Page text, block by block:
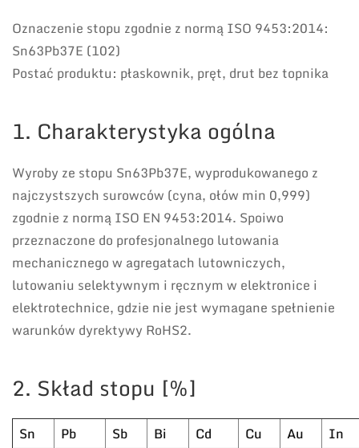
Oznaczenie stopu zgodnie z normą ISO 9453:2014:
Sn63Pb37E (102)
Postać produktu: płaskownik, pręt, drut bez topnika
1. Charakterystyka ogólna
Wyroby ze stopu Sn63Pb37E, wyprodukowanego z
najczystszych surowców (cyna, ołów min 0,999)
zgodnie z normą ISO EN 9453:2014. Spoiwo
przeznaczone do profesjonalnego lutowania
mechanicznego w agregatach lutowniczych,
lutowaniu selektywnym i ręcznym w elektronice i
elektrotechnice, gdzie nie jest wymagane spełnienie
warunków dyrektywy RoHS2.
2. Skład stopu [%]
Sn Pb Sb Bi Cd Cu Au
In